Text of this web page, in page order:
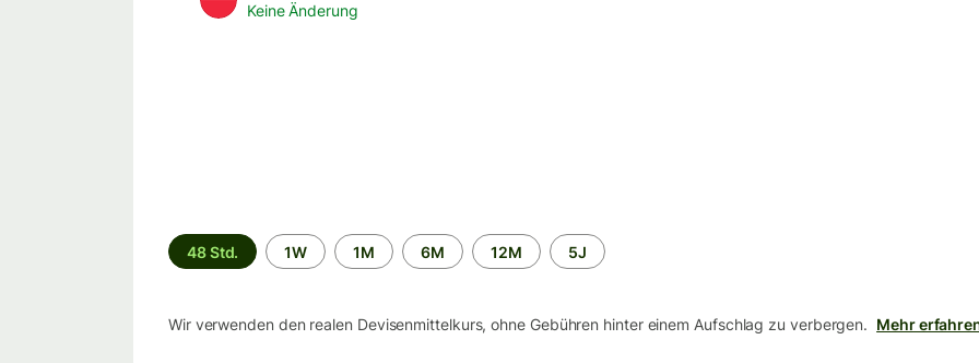
Keine Änderung
Zeitraum
48 Std. 1W 1M 6M 12M 5J
Wir verwenden den realen Devisenmittelkurs, ohne Gebühren hinter einem Aufschlag zu verbergen. Mehr